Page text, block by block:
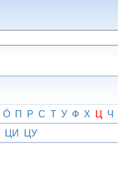
Ӧ П Р С Т У Ф Х Ц Ч
ЦИ ЦУ